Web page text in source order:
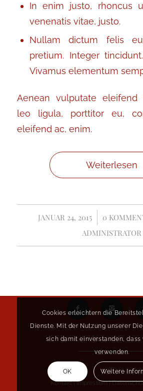
In enim justo, rhoncus
venenatis vitae, justo.
Nullam dictum felis
pretium. Integer
Vivamus elementum
Aenean vulputate eleifend
leo ligula, porttitor eu,
eleifend ac, enim.
Weiterlesen
JANUAR 24, 2015
/ 0 /
ADMINISTRATOR
Kontakt|Impressum|
Cookies erleichtern die
Dienste. Mit der Nutzung unserer
sich damit einverstanden, dass
verwenden.
OK Weitere